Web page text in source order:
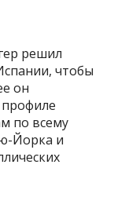
решил
чтобы
он
по всему
Йорка и